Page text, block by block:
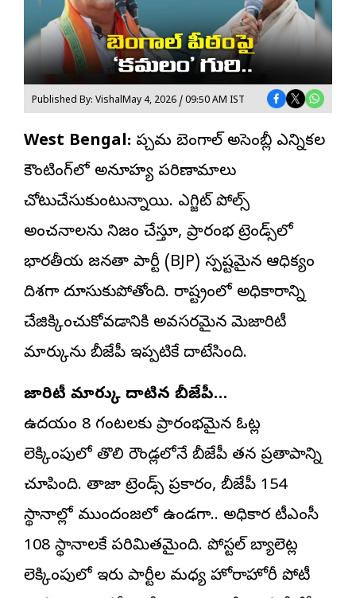
Published By: VishalMay 4, 2026 / 09:50 AM IST
West Bengal: పశ్చిమ బెంగాల్ అసెంబ్లీ ఎన్నికల
కౌంటింగ్‌లో అనూహ్య పరిణామాలు
చోటుచేసుకుంటున్నాయి. ఎగ్జిట్ పోల్స్
అంచనాలను నిజం చేస్తూ, ప్రారంభ ట్రెండ్స్‌లో
భారతీయ జనతా పార్టీ (BJP) స్పష్టమైన ఆధిక్యం
దిశగా దూసుకుపోతోంది. రాష్ట్రంలో అధికారాన్ని
చేజిక్కించుకోవడానికి అవసరమైన మెజారిటీ
మార్కును బీజేపీ ఇప్పటికే దాటేసింది.
మెజారిటీ మార్కు దాటిన బీజేపీ…
ఉదయం 8 గంటలకు ప్రారంభమైన ఓట్ల
లెక్కింపులో తొలి రౌండ్లలోనే బీజేపీ తన ప్రతాపాన్ని
చూపింది. తాజా ట్రెండ్స్ ప్రకారం, బీజేపీ 154
స్థానాల్లో ముందంజలో ఉండగా.. అధికార టీఎంసీ
108 స్థానాలకే పరిమితమైంది. పోస్టల్ బ్యాలెట్ల
లెక్కింపులో ఇరు పార్టీల మధ్య హోరాహోరీ పోటీ